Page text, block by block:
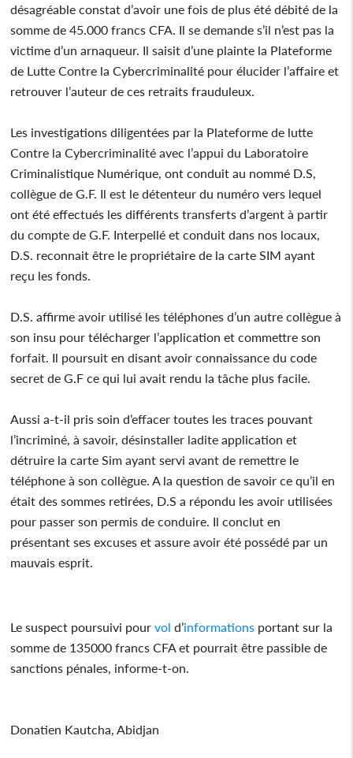
désagréable constat d’avoir une fois de plus été débité de la
somme de 45.000 francs CFA. Il se demande s’il n’est pas la
victime d’un arnaqueur. Il saisit d’une plainte la Plateforme
de Lutte Contre la Cybercriminalité pour élucider l’affaire et
retrouver l’auteur de ces retraits frauduleux.
Les investigations diligentées par la Plateforme de lutte
Contre la Cybercriminalité avec l’appui du Laboratoire
Criminalistique Numérique, ont conduit au nommé D.S,
collègue de G.F. Il est le détenteur du numéro vers lequel
ont été effectués les différents transferts d’argent à partir
du compte de G.F. Interpellé et conduit dans nos locaux,
D.S. reconnait être le propriétaire de la carte SIM ayant
reçu les fonds.
D.S. affirme avoir utilisé les téléphones d’un autre collègue à
son insu pour télécharger l’application et commettre son
forfait. Il poursuit en disant avoir connaissance du code
secret de G.F ce qui lui avait rendu la tâche plus facile.
Aussi a-t-il pris soin d’effacer toutes les traces pouvant
l’incriminé, à savoir, désinstaller ladite application et
détruire la carte Sim ayant servi avant de remettre le
téléphone à son collègue. A la question de savoir ce qu’il en
était des sommes retirées, D.S a répondu les avoir utilisées
pour passer son permis de conduire. Il conclut en
présentant ses excuses et assure avoir été possédé par un
mauvais esprit.
Le suspect poursuivi pourvol d’informations portant sur la
somme de 135000 francs CFA et pourrait être passible de
sanctions pénales, informe-t-on.
Donatien Kautcha, Abidjan